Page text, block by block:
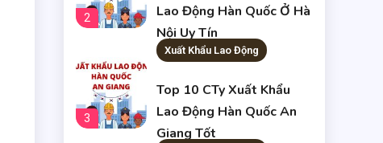
2
Lao Động Hàn Quốc Ở Hà
Nội Uy Tín
3
Xuất Khẩu Lao Động
Top 10 CTy Xuất Khẩu
Lao Động Hàn Quốc An
Giang Tốt